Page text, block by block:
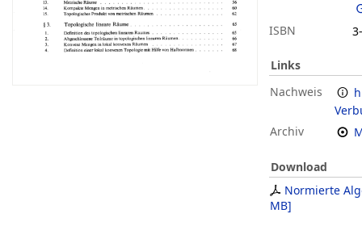
ISBN
Links
Nachweis
Archiv
Download
Normierte
MB]